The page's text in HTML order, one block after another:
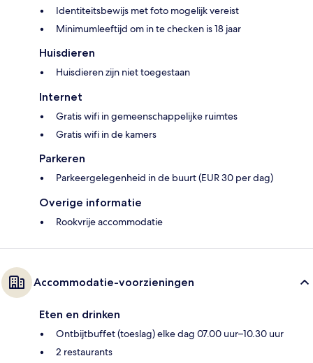
Identiteitsbewijs met foto mogelijk vereist
Minimumleeftijd om in te checken is 18 jaar
Huisdieren
Huisdieren zijn niet toegestaan
Internet
Gratis wifi in gemeenschappelijke ruimtes
Gratis wifi in de kamers
Parkeren
Parkeergelegenheid in de buurt (EUR 30 per dag)
Overige informatie
Rookvrije accommodatie
Accommodatie-voorzieningen
Eten en drinken
Ontbijtbuffet (toeslag) elke dag 07.00 uur–10.30 uur
2 restaurants